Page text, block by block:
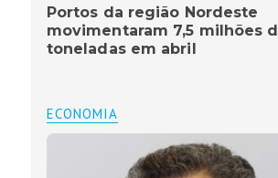
Portos da região Nordeste
movimentaram 7,5 milhões
toneladas em abril
ECONOMIA